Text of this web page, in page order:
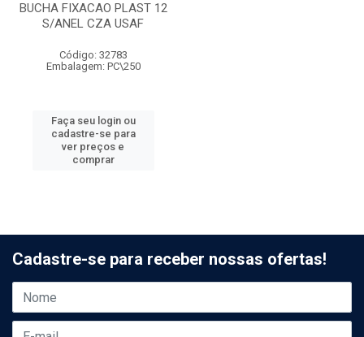
BUCHA FIXACAO PLAST 12
S/ANEL CZA USAF
Código: 32783
Embalagem: PC\250
Faça seu login ou
cadastre-se para
ver preços e
comprar
Cadastre-se para receber nossas ofertas!